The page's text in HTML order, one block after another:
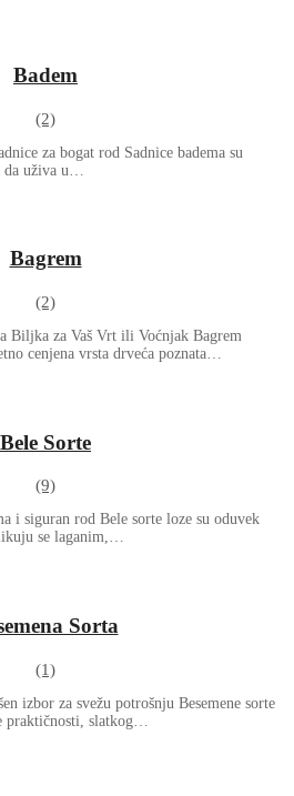
Badem
(2)
za bogat rod Sadnice badema su
uživa u…
Bagrem
(2)
Biljka za Vaš Vrt ili Voćnjak Bagrem
cenjena vrsta drveća poznata…
Bele Sorte
(9)
i siguran rod Bele sorte loze su oduvek
se laganim,…
Sorta
(1)
izbor za svežu potrošnju Besemene sorte
praktičnosti, slatkog…